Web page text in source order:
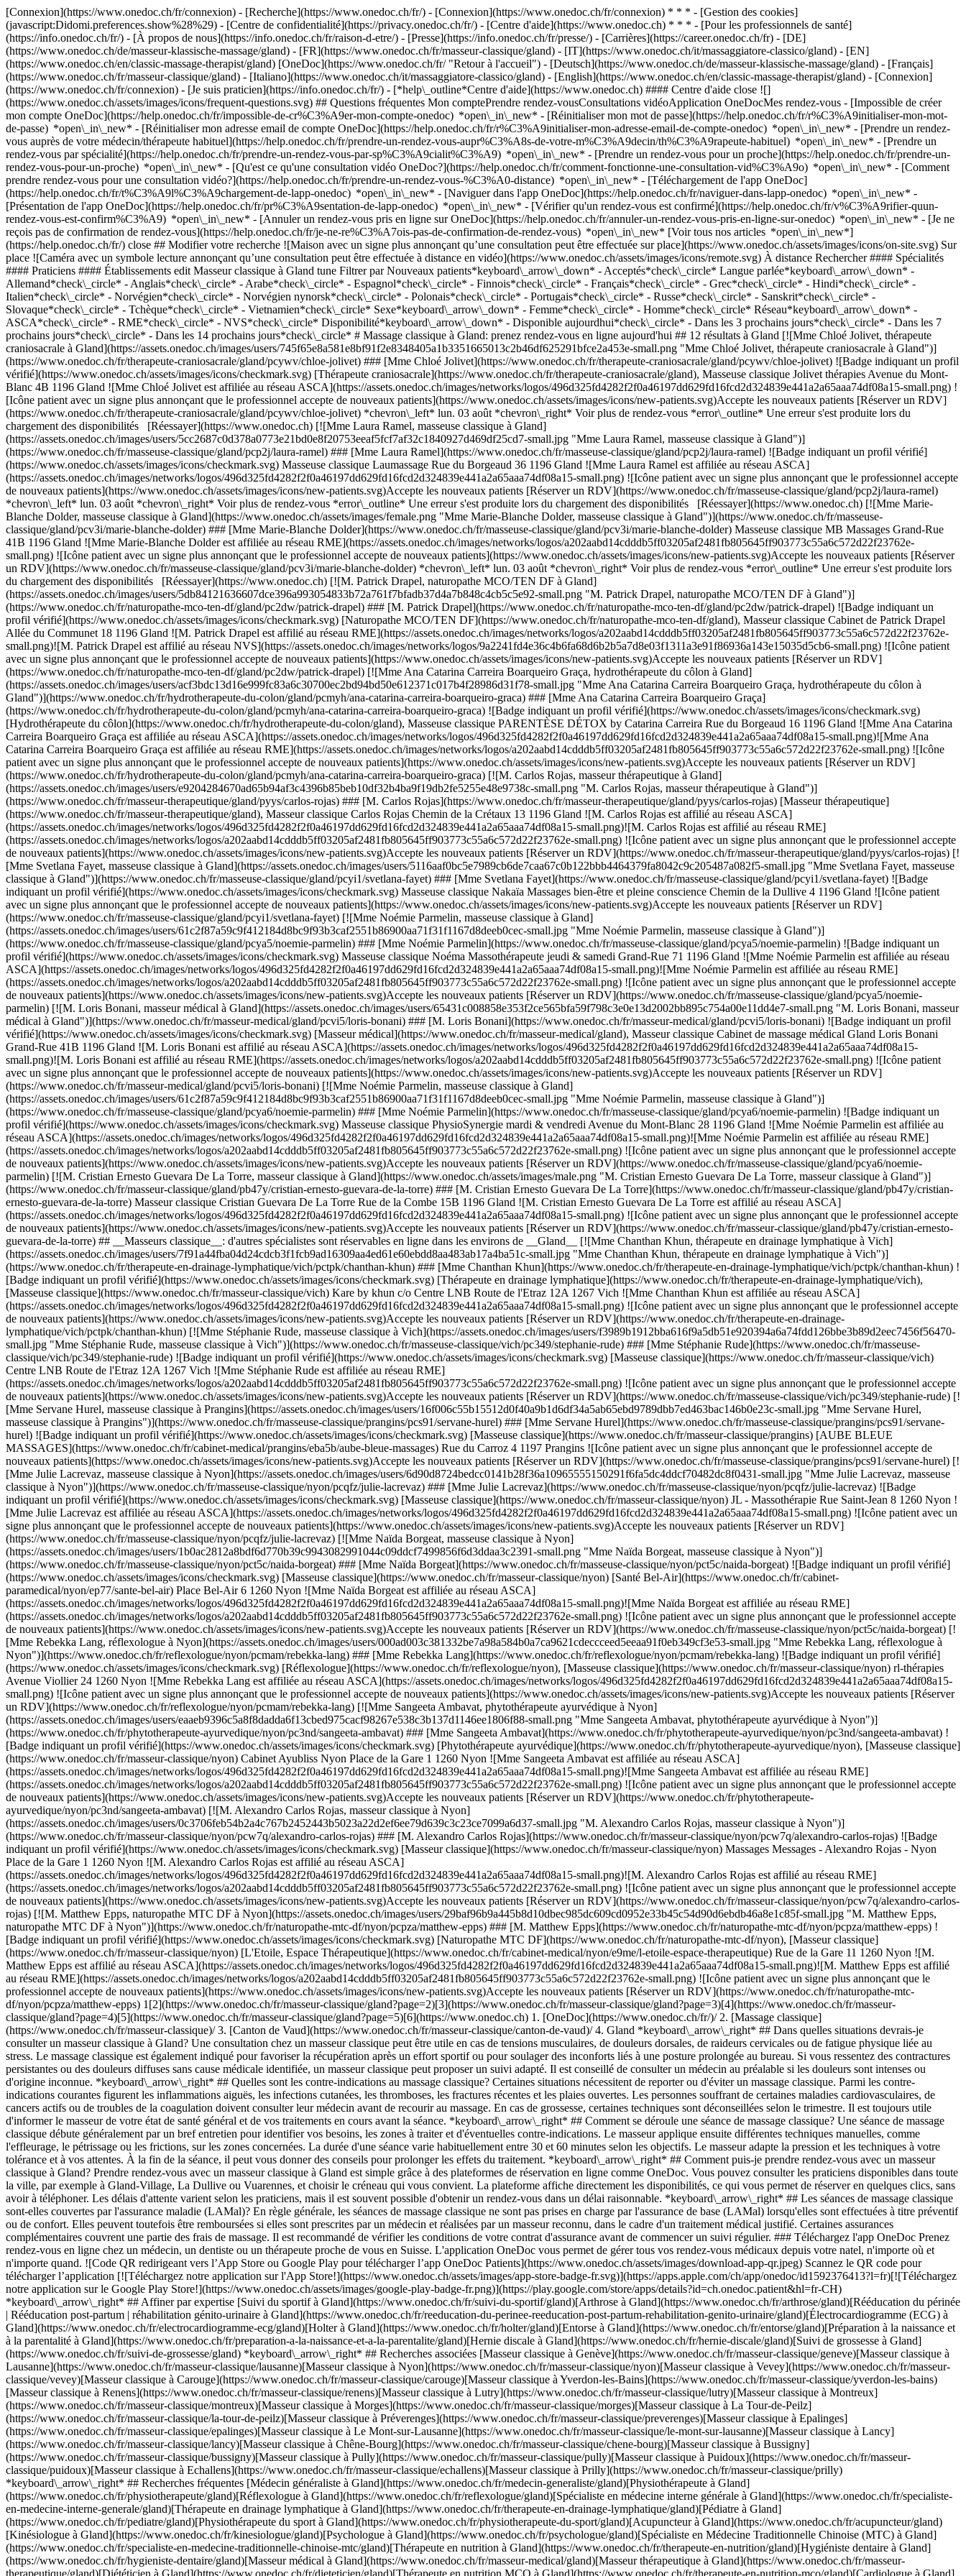
[Connexion](https://www.onedoc.ch/fr/connexion) - [Recherche](https://www.onedoc.ch/fr/) - [Connexion](https://www.onedoc.ch/fr/connexion) * * * - [Gestion des cookies]
(javascript:Didomi.preferences.show%28%29) - [Centre de confidentialité](https://privacy.onedoc.ch/fr/) - [Centre d'aide](https://www.onedoc.ch) * * * - [Pour les professionnels de santé]
(https://info.onedoc.ch/fr/) - [À propos de nous](https://info.onedoc.ch/fr/raison-d-etre/) - [Presse](https://info.onedoc.ch/fr/presse/) - [Carrières](https://career.onedoc.ch/fr) - [DE]
(https://www.onedoc.ch/de/masseur-klassische-massage/gland) - [FR](https://www.onedoc.ch/fr/masseur-classique/gland) - [IT](https://www.onedoc.ch/it/massaggiatore-classico/gland) - [EN]
(https://www.onedoc.ch/en/classic-massage-therapist/gland) [OneDoc](https://www.onedoc.ch/fr/ "Retour à l'accueil") - [Deutsch](https://www.onedoc.ch/de/masseur-klassische-massage/gland) - [Français]
(https://www.onedoc.ch/fr/masseur-classique/gland) - [Italiano](https://www.onedoc.ch/it/massaggiatore-classico/gland) - [English](https://www.onedoc.ch/en/classic-massage-therapist/gland) - [Connexion]
(https://www.onedoc.ch/fr/connexion) - [Je suis praticien](https://info.onedoc.ch/fr/) - [*help\_outline*Centre d'aide](https://www.onedoc.ch) #### Centre d'aide close ![]
(https://www.onedoc.ch/assets/images/icons/frequent-questions.svg) ## Questions fréquentes Mon comptePrendre rendez-vousConsultations vidéoApplication OneDocMes rendez-vous - [Impossible de créer
mon compte OneDoc](https://help.onedoc.ch/fr/impossible-de-cr%C3%A9er-mon-compte-onedoc) *open\_in\_new* - [Réinitialiser mon mot de passe](https://help.onedoc.ch/fr/r%C3%A9initialiser-mon-mot-
de-passe) *open\_in\_new* - [Réinitialiser mon adresse email de compte OneDoc](https://help.onedoc.ch/fr/r%C3%A9initialiser-mon-adresse-email-de-compte-onedoc) *open\_in\_new* - [Prendre un rendez-
vous auprès de votre médecin/thérapeute habituel](https://help.onedoc.ch/fr/prendre-un-rendez-vous-aupr%C3%A8s-de-votre-m%C3%A9decin/th%C3%A9rapeute-habituel) *open\_in\_new* - [Prendre un
rendez-vous par spécialité](https://help.onedoc.ch/fr/prendre-un-rendez-vous-par-sp%C3%A9cialit%C3%A9) *open\_in\_new* - [Prendre un rendez-vous pour un proche](https://help.onedoc.ch/fr/prendre-un-
rendez-vous-pour-un-proche) *open\_in\_new* - [Qu'est ce qu'une consultation vidéo OneDoc?](https://help.onedoc.ch/fr/comment-fonctionne-une-consultation-vid%C3%A9o) *open\_in\_new* - [Comment
prendre rendez-vous pour une consultation vidéo?](https://help.onedoc.ch/fr/prendre-un-rendez-vous-%C3%A0-distance) *open\_in\_new* - [Téléchargement de l'app OneDoc]
(https://help.onedoc.ch/fr/t%C3%A9l%C3%A9chargement-de-lapp-onedoc) *open\_in\_new* - [Naviguer dans l'app OneDoc](https://help.onedoc.ch/fr/naviguer-dans-lapp-onedoc) *open\_in\_new* -
[Présentation de l'app OneDoc](https://help.onedoc.ch/fr/pr%C3%A9sentation-de-lapp-onedoc) *open\_in\_new* - [Vérifier qu'un rendez-vous est confirmé](https://help.onedoc.ch/fr/v%C3%A9rifier-quun-rendez-vous-est-confirm%C3%A9) *open\_in\_new* - [Annuler un rendez-vous pris en ligne sur OneDoc](https://help.onedoc.ch/fr/annuler-un-rendez-vous-pris-en-ligne-sur-onedoc) *open\_in\_new* - [Je ne reçois pas de confirmation de rendez-vous](https://help.onedoc.ch/fr/je-ne-re%C3%A7ois-pas-de-confirmation-de-rendez-vous) *open\_in\_new* [Voir tous nos articles *open\_in\_new*](https://help.onedoc.ch/fr/) close ## Modifier votre recherche ![Maison avec un signe plus annonçant qu’une consultation peut être effectuée sur place](https://www.onedoc.ch/assets/images/icons/on-site.svg) Sur place ![Caméra avec un symbole lecture annonçant qu’une consultation peut être effectuée à distance en vidéo](https://www.onedoc.ch/assets/images/icons/remote.svg) À distance Rechercher #### Spécialités #### Praticiens #### Établissements edit Masseur classique à Gland tune Filtrer par Nouveaux patients*keyboard\_arrow\_down* - Acceptés*check\_circle* Langue parlée*keyboard\_arrow\_down* - Allemand*check\_circle* - Anglais*check\_circle* - Arabe*check\_circle* - Espagnol*check\_circle* - Finnois*check\_circle* - Français*check\_circle* - Grec*check\_circle* - Hindi*check\_circle* - Italien*check\_circle* - Norvégien*check\_circle* - Norvégien nynorsk*check\_circle* - Polonais*check\_circle* - Portugais*check\_circle* - Russe*check\_circle* - Sanskrit*check\_circle* - Slovaque*check\_circle* - Tchèque*check\_circle* - Vietnamien*check\_circle* Sexe*keyboard\_arrow\_down* - Femme*check\_circle* - Homme*check\_circle* Réseau*keyboard\_arrow\_down* - ASCA*check\_circle* - RME*check\_circle* - NVS*check\_circle* Disponibilité*keyboard\_arrow\_down* - Disponible aujourdhui*check\_circle* - Dans les 3 prochains jours*check\_circle* - Dans les 7 prochains jours*check\_circle* - Dans les 14 prochains jours*check\_circle* # Massage classique à Gland: prenez rendez-vous en ligne aujourd'hui ## 12 résultats à Gland [![Mme Chloé Jolivet, thérapeute craniosacrale à Gland](https://assets.onedoc.ch/images/users/745f65e8a581e8bf91f2e8348405a1b3351665013c2b46df625291bfce2a453e-small.png "Mme Chloé Jolivet, thérapeute craniosacrale à Gland")](https://www.onedoc.ch/fr/therapeute-craniosacrale/gland/pcywv/chloe-jolivet) ### [Mme Chloé Jolivet](https://www.onedoc.ch/fr/therapeute-craniosacrale/gland/pcywv/chloe-jolivet) ![Badge indiquant un profil vérifié](https://www.onedoc.ch/assets/images/icons/checkmark.svg) [Thérapeute craniosacrale](https://www.onedoc.ch/fr/therapeute-craniosacrale/gland), Masseuse classique Jolivet thérapies Avenue du Mont-Blanc 4B 1196 Gland ![Mme Chloé Jolivet est affiliée au réseau ASCA](https://assets.onedoc.ch/images/networks/logos/496d325fd4282f2f0a46197dd629fd16fcd2d324839e441a2a65aaa74df08a15-small.png) ![Icône patient avec un signe plus annonçant que le professionnel accepte de nouveaux patients](https://www.onedoc.ch/assets/images/icons/new-patients.svg)Accepte les nouveaux patients [Réserver un RDV](https://www.onedoc.ch/fr/therapeute-craniosacrale/gland/pcywv/chloe-jolivet) *chevron\_left* lun. 03 août *chevron\_right* Voir plus de rendez-vous *error\_outline* Une erreur s'est produite lors du chargement des disponibilités [Réessayer](https://www.onedoc.ch) [![Mme Laura Ramel, masseuse classique à Gland](https://assets.onedoc.ch/images/users/5cc2687c0d378a0773e21bd0e8f20753eeaf5fcf7af32c1840927d469df25cd7-small.jpg "Mme Laura Ramel, masseuse classique à Gland")](https://www.onedoc.ch/fr/masseuse-classique/gland/pcp2j/laura-ramel) ### [Mme Laura Ramel](https://www.onedoc.ch/fr/masseuse-classique/gland/pcp2j/laura-ramel) ![Badge indiquant un profil vérifié](https://www.onedoc.ch/assets/images/icons/checkmark.svg) Masseuse classique Laumassage Rue du Borgeaud 36 1196 Gland ![Mme Laura Ramel est affiliée au réseau ASCA](https://assets.onedoc.ch/images/networks/logos/496d325fd4282f2f0a46197dd629fd16fcd2d324839e441a2a65aaa74df08a15-small.png) ![Icône patient avec un signe plus annonçant que le professionnel accepte de nouveaux patients](https://www.onedoc.ch/assets/images/icons/new-patients.svg)Accepte les nouveaux patients [Réserver un RDV](https://www.onedoc.ch/fr/masseuse-classique/gland/pcp2j/laura-ramel) *chevron\_left* lun. 03 août *chevron\_right* Voir plus de rendez-vous *error\_outline* Une erreur s'est produite lors du chargement des disponibilités [Réessayer](https://www.onedoc.ch) [![Mme Marie-Blanche Dolder, masseuse classique à Gland](https://www.onedoc.ch/assets/images/female.png "Mme Marie-Blanche Dolder, masseuse classique à Gland")](https://www.onedoc.ch/fr/masseuse-classique/gland/pcv3i/marie-blanche-dolder) ### [Mme Marie-Blanche Dolder](https://www.onedoc.ch/fr/masseuse-classique/gland/pcv3i/marie-blanche-dolder) Masseuse classique MB Massages Grand-Rue 41B 1196 Gland ![Mme Marie-Blanche Dolder est affiliée au réseau RME](https://assets.onedoc.ch/images/networks/logos/a202aabd14cdddb5ff03205af2481fb805645ff903773c55a6c572d22f23762e-small.png) ![Icône patient avec un signe plus annonçant que le professionnel accepte de nouveaux patients](https://www.onedoc.ch/assets/images/icons/new-patients.svg)Accepte les nouveaux patients [Réserver un RDV](https://www.onedoc.ch/fr/masseuse-classique/gland/pcv3i/marie-blanche-dolder) *chevron\_left* lun. 03 août *chevron\_right* Voir plus de rendez-vous *error\_outline* Une erreur s'est produite lors du chargement des disponibilités [Réessayer](https://www.onedoc.ch) [![M. Patrick Drapel, naturopathe MCO/TEN DF à Gland](https://assets.onedoc.ch/images/users/5db84121636607dce396a993054833b72a761f7bfadb37d4a7b848c4cb5c5e92-small.png "M. Patrick Drapel, naturopathe MCO/TEN DF à Gland")](https://www.onedoc.ch/fr/naturopathe-mco-ten-df/gland/pc2dw/patrick-drapel) ### [M. Patrick Drapel](https://www.onedoc.ch/fr/naturopathe-mco-ten-df/gland/pc2dw/patrick-drapel) ![Badge indiquant un profil vérifié](https://www.onedoc.ch/assets/images/icons/checkmark.svg) [Naturopathe MCO/TEN DF](https://www.onedoc.ch/fr/naturopathe-mco-ten-df/gland), Masseur classique Cabinet de Patrick Drapel Allée du Communet 18 1196 Gland ![M. Patrick Drapel est affilié au réseau RME](https://assets.onedoc.ch/images/networks/logos/a202aabd14cdddb5ff03205af2481fb805645ff903773c55a6c572d22f23762e-small.png)![M. Patrick Drapel est affilié au réseau NVS](https://assets.onedoc.ch/images/networks/logos/9a2241fd4e36c4b6fa68d6b2b5a7d8e03f1311a3e91f86936a143e15035d5cb6-small.png) ![Icône patient avec un signe plus annonçant que le professionnel accepte de nouveaux patients](https://www.onedoc.ch/assets/images/icons/new-patients.svg)Accepte les nouveaux patients [Réserver un RDV](https://www.onedoc.ch/fr/naturopathe-mco-ten-df/gland/pc2dw/patrick-drapel) [![Mme Ana Catarina Carreira Boarqueiro Graça, hydrothérapeute du côlon à Gland](https://assets.onedoc.ch/images/users/acf3bdc13d16e999fc83a6c30700ec2bd94bd50e612371c017b4f28986d31f78-small.jpg "Mme Ana Catarina Carreira Boarqueiro Graça, hydrothérapeute du côlon à Gland")](https://www.onedoc.ch/fr/hydrotherapeute-du-colon/gland/pcmyh/ana-catarina-carreira-boarqueiro-graca) ### [Mme Ana Catarina Carreira Boarqueiro Graça](https://www.onedoc.ch/fr/hydrotherapeute-du-colon/gland/pcmyh/ana-catarina-carreira-boarqueiro-graca) ![Badge indiquant un profil vérifié](https://www.onedoc.ch/assets/images/icons/checkmark.svg) [Hydrothérapeute du côlon](https://www.onedoc.ch/fr/hydrotherapeute-du-colon/gland), Masseuse classique PARENTÈSE DÉTOX by Catarina Carreira Rue du Borgeaud 16 1196 Gland ![Mme Ana Catarina Carreira Boarqueiro Graça est affiliée au réseau ASCA](https://assets.onedoc.ch/images/networks/logos/496d325fd4282f2f0a46197dd629fd16fcd2d324839e441a2a65aaa74df08a15-small.png)![Mme Ana Catarina Carreira Boarqueiro Graça est affiliée au réseau RME](https://assets.onedoc.ch/images/networks/logos/a202aabd14cdddb5ff03205af2481fb805645ff903773c55a6c572d22f23762e-small.png) ![Icône patient avec un signe plus annonçant que le professionnel accepte de nouveaux patients](https://www.onedoc.ch/assets/images/icons/new-patients.svg)Accepte les nouveaux patients [Réserver un RDV](https://www.onedoc.ch/fr/hydrotherapeute-du-colon/gland/pcmyh/ana-catarina-carreira-boarqueiro-graca) [![M. Carlos Rojas, masseur thérapeutique à Gland](https://assets.onedoc.ch/images/users/e9204284670ad65b94af3c4396b85beb10df32b4ba9f19db2fe5255e48e9738c-small.png "M. Carlos Rojas, masseur thérapeutique à Gland")](https://www.onedoc.ch/fr/masseur-therapeutique/gland/pyys/carlos-rojas) ### [M. Carlos Rojas](https://www.onedoc.ch/fr/masseur-therapeutique/gland/pyys/carlos-rojas) [Masseur thérapeutique](https://www.onedoc.ch/fr/masseur-therapeutique/gland), Masseur classique Carlos Rojas Chemin de la Crétaux 13 1196 Gland ![M. Carlos Rojas est affilié au réseau ASCA](https://assets.onedoc.ch/images/networks/logos/496d325fd4282f2f0a46197dd629fd16fcd2d324839e441a2a65aaa74df08a15-small.png)![M. Carlos Rojas est affilié au réseau RME](https://assets.onedoc.ch/images/networks/logos/a202aabd14cdddb5ff03205af2481fb805645ff903773c55a6c572d22f23762e-small.png) ![Icône patient avec un signe plus annonçant que le professionnel accepte de nouveaux patients](https://www.onedoc.ch/assets/images/icons/new-patients.svg)Accepte les nouveaux patients [Réserver un RDV](https://www.onedoc.ch/fr/masseur-therapeutique/gland/pyys/carlos-rojas) [![Mme Svetlana Fayet, masseuse classique à Gland](https://assets.onedoc.ch/images/users/5116aaf0bc5e7989cb6de7caa67c0b122bbb4464379fa8042c9c205487a082f5-small.jpg "Mme Svetlana Fayet, masseuse classique à Gland")](https://www.onedoc.ch/fr/masseuse-classique/gland/pcyi1/svetlana-fayet) ### [Mme Svetlana Fayet](https://www.onedoc.ch/fr/masseuse-classique/gland/pcyi1/svetlana-fayet) ![Badge indiquant un profil vérifié](https://www.onedoc.ch/assets/images/icons/checkmark.svg) Masseus